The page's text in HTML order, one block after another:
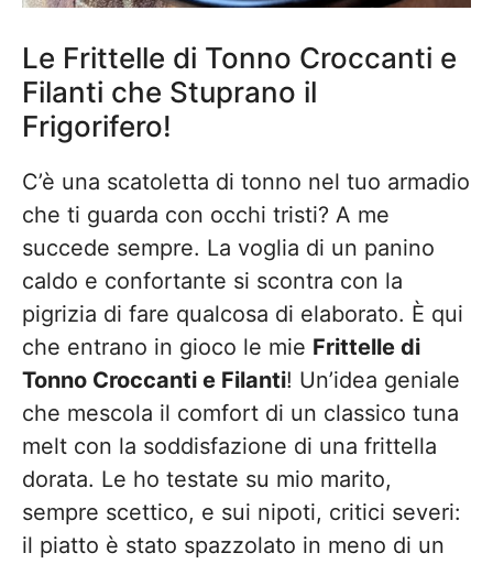
Le Frittelle di Tonno Croccanti e
Filanti che Stuprano il
Frigorifero!
C’è una scatoletta di tonno nel tuo armadio
che ti guarda con occhi tristi? A me
succede sempre. La voglia di un panino
caldo e confortante si scontra con la
pigrizia di fare qualcosa di elaborato. È qui
che entrano in gioco le mie Frittelle di
Tonno Croccanti e Filanti! Un’idea geniale
che mescola il comfort di un classico tuna
melt con la soddisfazione di una frittella
dorata. Le ho testate su mio marito,
sempre scettico, e sui nipoti, critici severi:
il piatto è stato spazzolato in meno di un